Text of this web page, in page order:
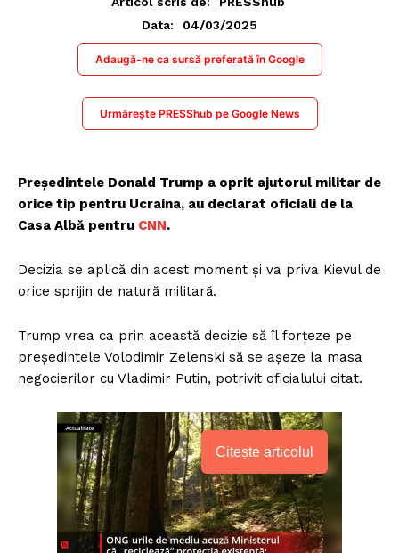
Data:
04/03/2025
Adaugă-ne ca sursă preferată în Google
Urmărește PRESShub pe Google News
Președintele Donald Trump a oprit ajutorul militar de
orice tip pentru Ucraina, au declarat oficiali de la
Casa Albă pentru CNN.
Decizia se aplică din acest moment și va priva Kievul de
orice sprijin de natură militară.
Trump vrea ca prin această decizie să îl forțeze pe
președintele Volodimir Zelenski să se așeze la masa
negocierilor cu Vladimir Putin, potrivit oficialului citat.
Citește articolul